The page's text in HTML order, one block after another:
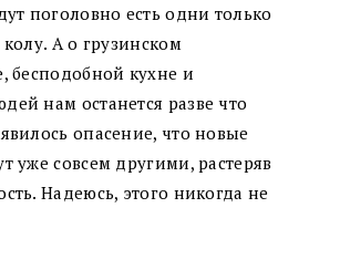
поголовно есть одни только
А о грузинском
бесподобной кухне и
нам останется разве что
опасение, что новые
уже совсем другими, растеряв
Надеюсь, этого никогда не